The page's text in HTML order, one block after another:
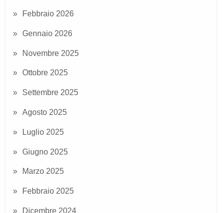
Febbraio 2026
Gennaio 2026
Novembre 2025
Ottobre 2025
Settembre 2025
Agosto 2025
Luglio 2025
Giugno 2025
Marzo 2025
Febbraio 2025
Dicembre 2024